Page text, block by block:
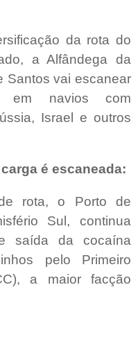
da rota do
a Alfândega da
Santos vai escanear
em navios com
Israel e outros
é escaneada:
rota, o Porto de
Sul, continua
saída da cocaína
pelo Primeiro
a maior facção